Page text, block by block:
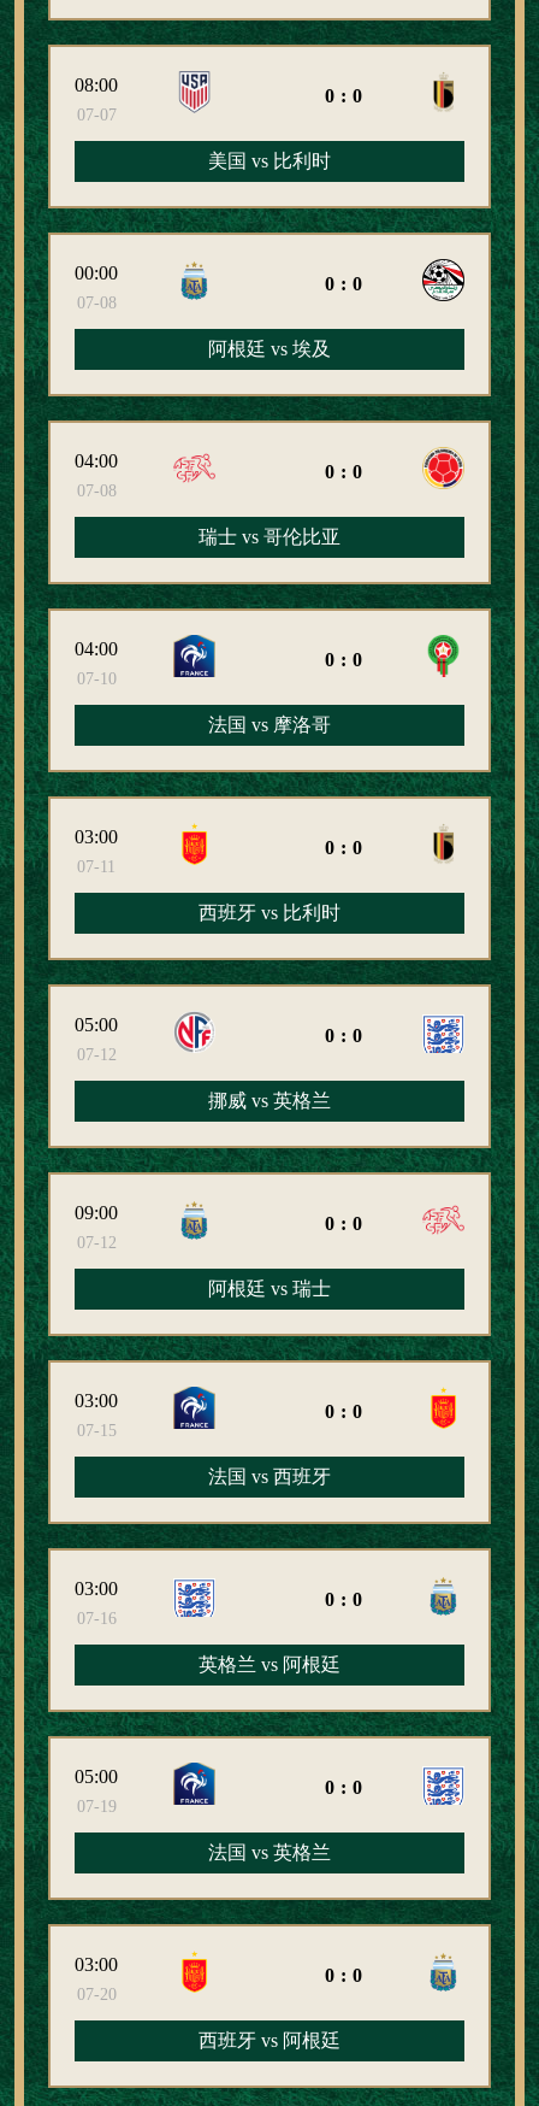
08:00
07-07
0:0
美国 vs 比利时
00:00
07-08
0:0
阿根廷 vs 埃及
04:00
07-08
0:0
瑞士 vs 哥伦比亚
04:00
07-10
0:0
法国 vs 摩洛哥
03:00
07-11
0:0
西班牙 vs 比利时
05:00
07-12
0:0
挪威 vs 英格兰
09:00
07-12
0:0
阿根廷 vs 瑞士
03:00
07-15
0:0
法国 vs 西班牙
03:00
07-16
0:0
英格兰 vs 阿根廷
05:00
07-19
0:0
法国 vs 英格兰
03:00
07-20
0:0
西班牙 vs 阿根廷